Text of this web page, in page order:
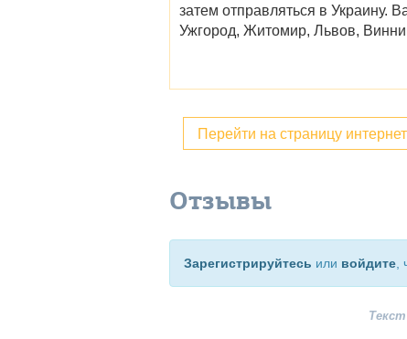
затем отправляться в Украину.
Ужгород, Житомир, Львов,
Перейти на страницу
Отзывы
Зарегистрируйтесь или войдите